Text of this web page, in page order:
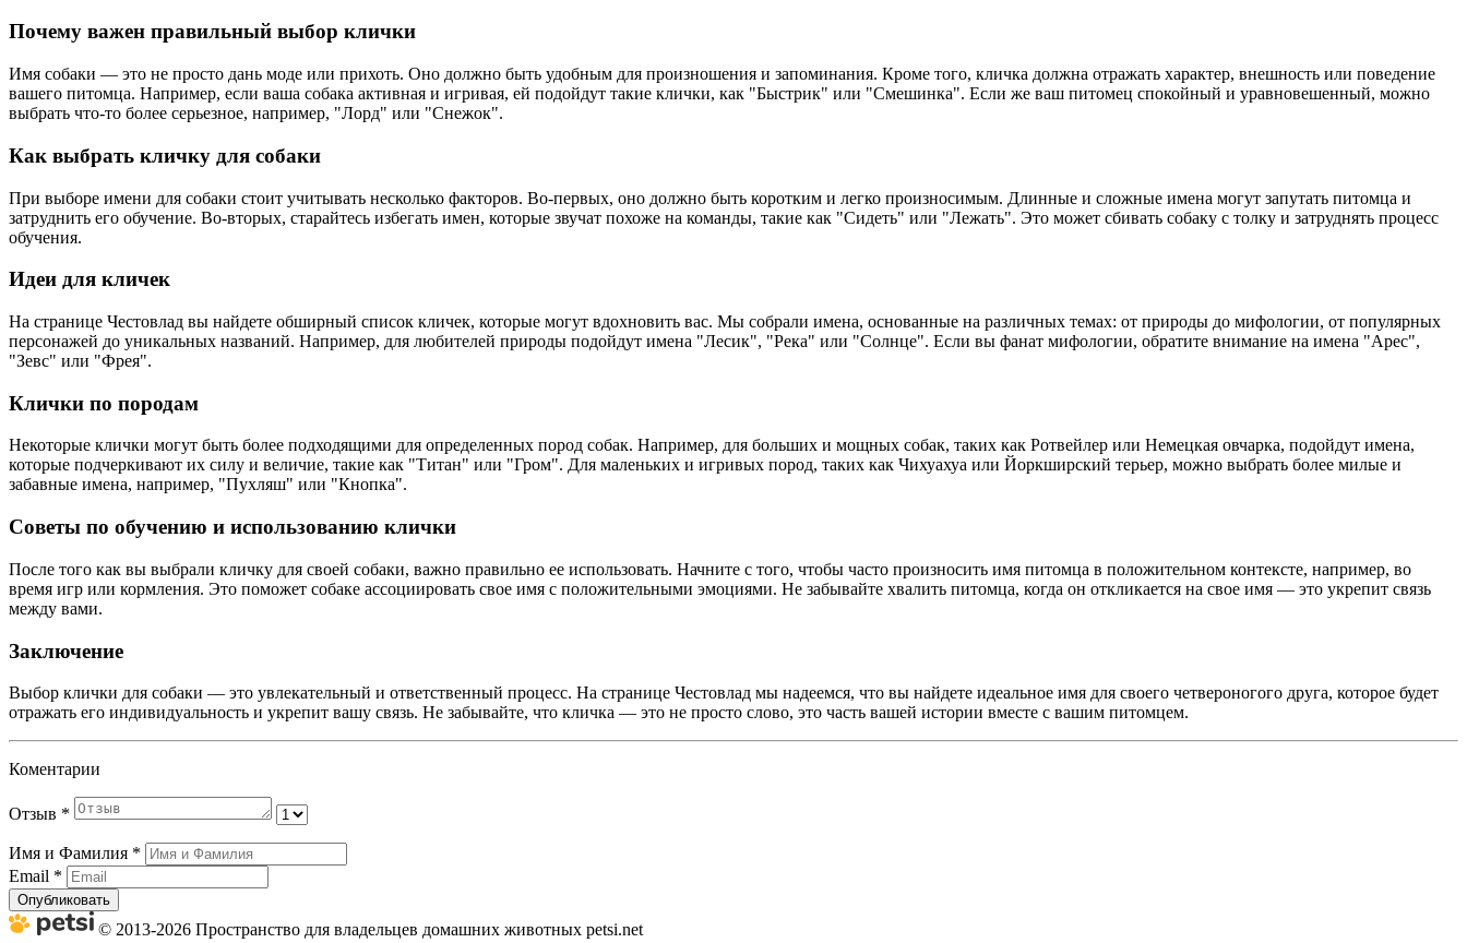
Почему важен правильный выбор клички
Имя собаки — это не просто дань моде или прихоть. Оно должно быть удобным для произношения и запоминания. Кроме того, кличка должна отражать характер, внешность или поведение
вашего питомца. Например, если ваша собака активная и игривая, ей подойдут такие клички, как "Быстрик" или "Смешинка". Если же ваш питомец спокойный и уравновешенный, можно
выбрать что-то более серьезное, например, "Лорд" или "Снежок".
Как выбрать кличку для собаки
При выборе имени для собаки стоит учитывать несколько факторов. Во-первых, оно должно быть коротким и легко произносимым. Длинные и сложные имена могут запутать питомца и
затруднить его обучение. Во-вторых, старайтесь избегать имен, которые звучат похоже на команды, такие как "Сидеть" или "Лежать". Это может сбивать собаку с толку и затруднять процесс
обучения.
Идеи для кличек
На странице Честовлад вы найдете обширный список кличек, которые могут вдохновить вас. Мы собрали имена, основанные на различных темах: от природы до мифологии, от популярных
персонажей до уникальных названий. Например, для любителей природы подойдут имена "Лесик", "Река" или "Солнце". Если вы фанат мифологии, обратите внимание на имена "Арес",
"Зевс" или "Фрея".
Клички по породам
Некоторые клички могут быть более подходящими для определенных пород собак. Например, для больших и мощных собак, таких как Ротвейлер или Немецкая овчарка, подойдут имена,
которые подчеркивают их силу и величие, такие как "Титан" или "Гром". Для маленьких и игривых пород, таких как Чихуахуа или Йоркширский терьер, можно выбрать более милые и
забавные имена, например, "Пухляш" или "Кнопка".
Советы по обучению и использованию клички
После того как вы выбрали кличку для своей собаки, важно правильно ее использовать. Начните с того, чтобы часто произносить имя питомца в положительном контексте, например, во
время игр или кормления. Это поможет собаке ассоциировать свое имя с положительными эмоциями. Не забывайте хвалить питомца, когда он откликается на свое имя — это укрепит связь
между вами.
Заключение
Выбор клички для собаки — это увлекательный и ответственный процесс. На странице Честовлад мы надеемся, что вы найдете идеальное имя для своего четвероногого друга, которое будет
отражать его индивидуальность и укрепит вашу связь. Не забывайте, что кличка — это не просто слово, это часть вашей истории вместе с вашим питомцем.
Коментарии
Отзыв *
Имя и Фамилия *
Email *
Опубликовать
© 2013-2026 Пространство для владельцев домашних животных petsi.net